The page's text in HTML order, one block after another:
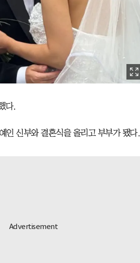
다.
인 신부와 결혼식을 올리고 부부가 됐다.